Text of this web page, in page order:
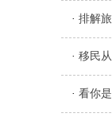
· 排解
· 移民
· 看你